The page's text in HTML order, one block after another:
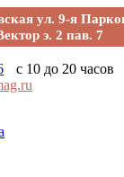
ул. 9-я
э. 2 пав. 7
с 10 до 20 часов